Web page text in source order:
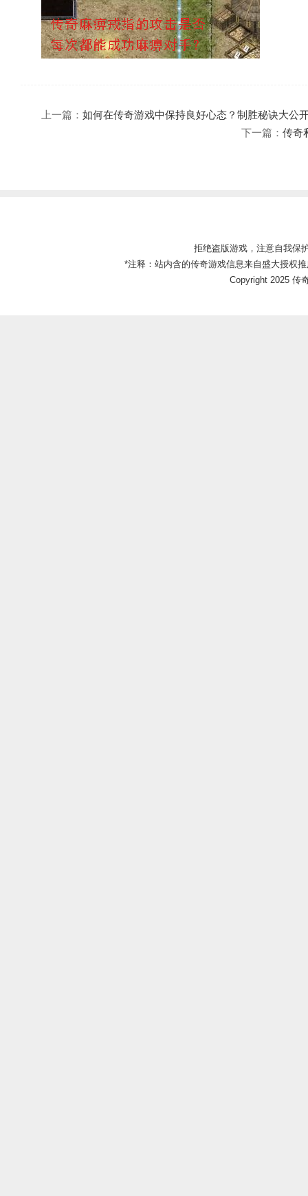
上一篇： 如何在传奇游戏中保持良好心态？制胜秘诀大公
下一篇： 传奇
拒绝盗版游戏，注意自我保
*注释：站内含的传奇游戏信息来自盛大授权
Copyright 2025 传